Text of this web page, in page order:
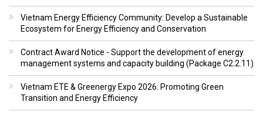
Vietnam Energy Efficiency Community: Develop a Sustainable
Ecosystem for Energy Efficiency and Conservation
Contract Award Notice - Support the development of energy
management systems and capacity building (Package C2.2.11)
Vietnam ETE & Greenergy Expo 2026: Promoting Green
Transition and Energy Efficiency